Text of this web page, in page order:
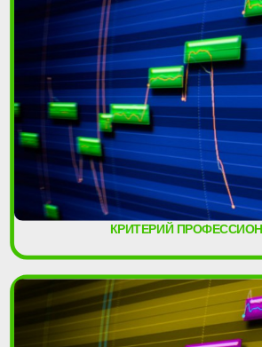
КРИТЕРИЙ